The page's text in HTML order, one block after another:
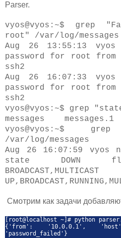
Parser.
vyos@vyos:~$ grep
root" /var/log/messages
Aug 26 13:55:13
password for root from
ssh2
Aug 26 16:07:33
password for root from
ssh2
vyos@vyos:~$ grep
messages messages.1
vyos@vyos:~$
/var/log/messages
Aug 26 16:07:59 vyos
state DOWN
Cмотрим как задачи
[root@localhost ~]# python
{'from': '10.0.0.1',
'password_failed'}